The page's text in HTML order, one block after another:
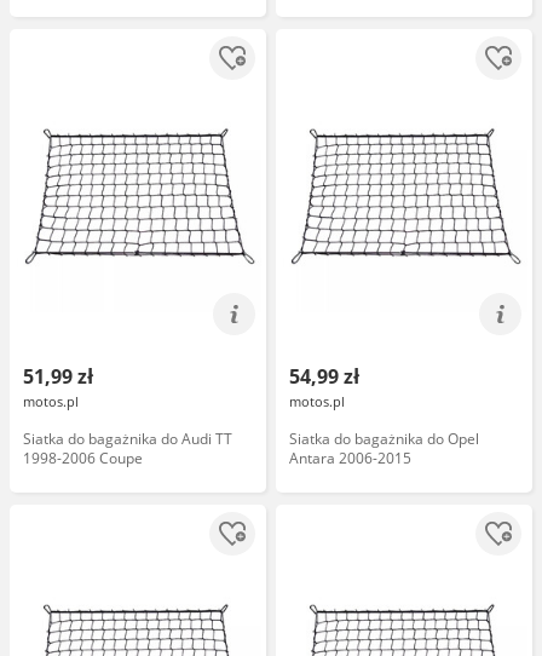
51,99 zł
motos.pl
Siatka do bagażnika do Audi TT
1998-2006 Coupe
54,99 zł
motos.pl
Siatka do bagażnika do Opel
Antara 2006-2015